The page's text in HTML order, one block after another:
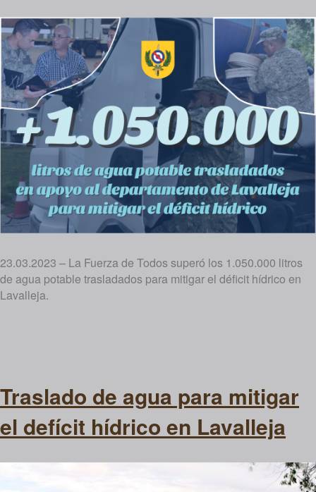
23.03.2023 – La Fuerza de Todos superó los 1.050.000 litros
de agua potable trasladados para mitigar el déficit hídrico en
Lavalleja.
Traslado de agua para mitigar
el defícit hídrico en Lavalleja